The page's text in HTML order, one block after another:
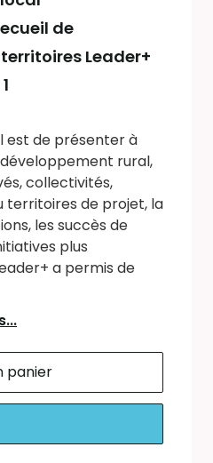
de
Leader+
est de présenter à
rural,
collectivités,
territoires de projet, la
les succès de
plus
a permis de
panier